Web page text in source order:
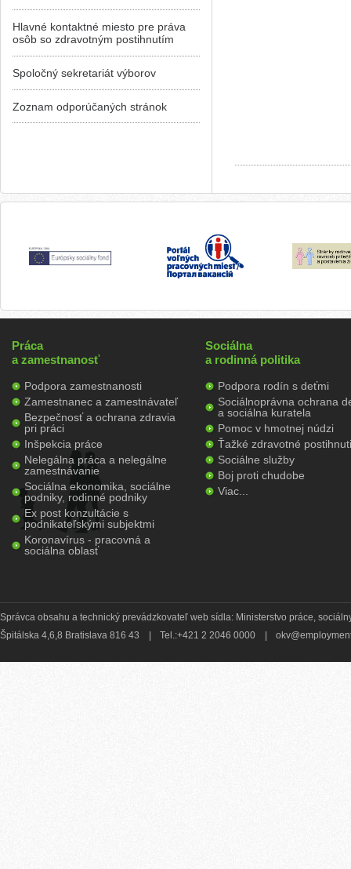
Hlavné kontaktné miesto pre práva
osôb so zdravotným postihnutím
Spoločný sekretariát výborov
Zoznam odporúčaných stránok
Práca
a zamestnanosť
Podpora zamestnanosti
Zamestnanec a zamestnávateľ
Bezpečnosť a ochrana zdravia
pri práci
Inšpekcia práce
Nelegálna práca a nelegálne
zamestnávanie
Sociálna ekonomika, sociálne
podniky, rodinné podniky
Ex post konzultácie s
podnikateľskými subjektmi
Koronavírus - pracovná a
sociálna oblasť
Sociálna
a rodinná politika
Podpora rodín s deťmi
Sociálnoprávna ochrana
a sociálna kuratela
Pomoc v hmotnej núdzi
Ťažké zdravotné
Sociálne služby
Boj proti chudobe
Viac...
Správca obsahu a technický prevádzkovateľ web sídla: Ministerstvo práce,
Špitálska 4,6,8 Bratislava 816 43
Tel.:+421 2 2046 0000